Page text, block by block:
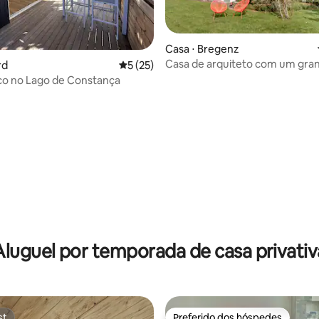
de 5, 25 avaliações5 de uma avaliação média de 5, 25
5 (25)
no Lago de Constança
Casa ⋅ Bregenz
Casa de arquiteto com um
por temporada de casa